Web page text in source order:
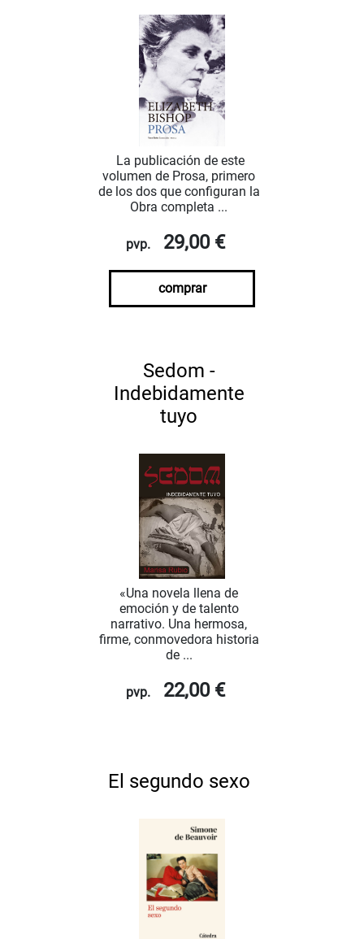
La publicación de este
volumen de Prosa, primero
de los dos que configuran la
Obra completa ...
pvp. 29,00 €
comprar
Sedom -
Indebidamente
tuyo
«Una novela llena de
emoción y de talento
narrativo. Una hermosa,
firme, conmovedora historia
de ...
pvp. 22,00 €
El segundo sexo